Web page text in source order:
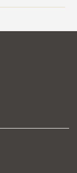
elleni
felderítési